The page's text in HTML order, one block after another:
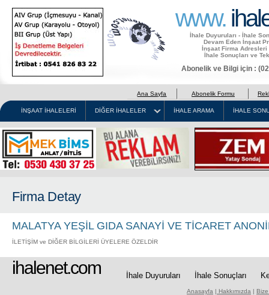
www.
İhale Duyuruları - İhale
Devam Eden İnşaat
İnşaat Firma
İhale Sonuçları ve
Abonelik ve Bilgi için :
Ana Sayfa Abonelik Formu
İNŞAAT İHALELERİ DİĞER İHALELER İHALE ARAMA İHALE
Firma Detay
MALATYA YEŞİL GIDA SANAYİ VE TİCARET
İLETİŞİM ve DİĞER BİLGİLERİ ÜYELERE ÖZELDİR
ihalenet.com İhale Duyuruları İhale Sonuçları
Anasayfa | Hakkımızda |